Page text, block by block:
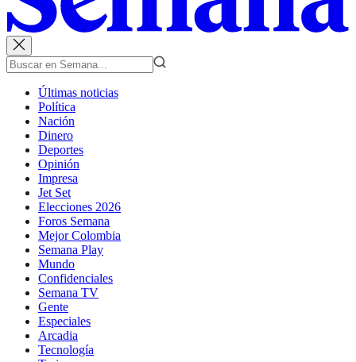
Últimas noticias
Política
Nación
Dinero
Deportes
Opinión
Impresa
Jet Set
Elecciones 2026
Foros Semana
Mejor Colombia
Semana Play
Mundo
Confidenciales
Semana TV
Gente
Especiales
Arcadia
Tecnología